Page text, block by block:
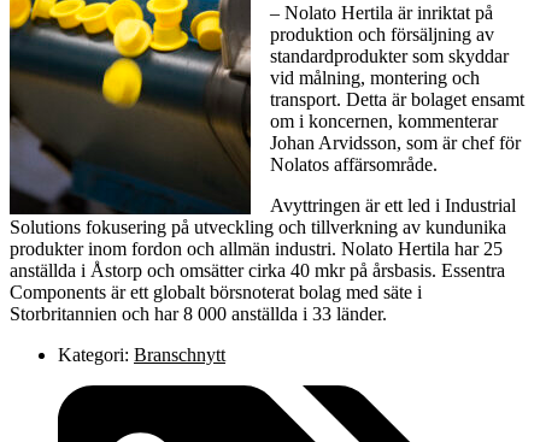
– Nolato Hertila är inriktat på
produktion och försäljning av
standardprodukter som skyddar
vid målning, montering och
transport. Detta är bolaget ensamt
om i koncernen, kommenterar
Johan Arvidsson, som är chef för
Nolatos affärsområde.
Avyttringen är ett led i Industrial
Solutions fokusering på utveckling och tillverkning av kundunika
produkter inom fordon och allmän industri. Nolato Hertila har 25
anställda i Åstorp och omsätter cirka 40 mkr på årsbasis. Essentra
Components är ett globalt börsnoterat bolag med säte i
Storbritannien och har 8 000 anställda i 33 länder.
Kategori: Branschnytt